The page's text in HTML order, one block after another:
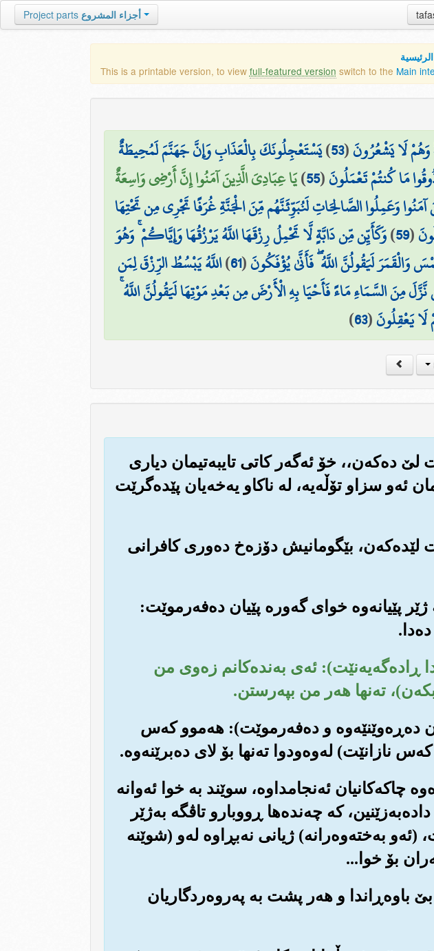
Project parts أجزاء المشروع
This is a printable version, to view full-featured version switch to the Main
لَا يَشْعُرُونَ(
53
)يَسْتَعْجِلُونَكَ بِالْعَذَابِ وَإِنَّ جَهَنَّمَ لَمُحِيطَةٌ
مَا كُنتُمْ تَعْمَلُونَ(
55
)يَا عِبَادِيَ الَّذِينَ آمَنُوا إِنَّ أَرْضِي وَاسِعَةٌ
آمَنُوا وَعَمِلُوا الصَّالِحَاتِ لَنُبَوِّئَنَّهُم مِّنَ الْجَنَّةِ غُرَفًا تَجْرِي مِن تَحْتِهَا
(
59
)وَكَأَيِّن مِّن دَابَّةٍ لَّا تَحْمِلُ رِزْقَهَا اللَّهُ يَرْزُقُهَا وَإِيَّاكُمْ ۚ وَهُوَ
لَيَقُولُنَّ اللَّهُ ۖ فَأَنَّىٰ يُؤْفَكُونَ(
61
)اللَّهُ يَبْسُطُ الرِّزْقَ لِمَن
مِنَ السَّمَاءِ مَاءً فَأَحْيَا بِهِ الْأَرْضَ مِن بَعْدِ مَوْتِهَا لَيَقُولُنَّ اللَّهُ
يَعْقِلُونَ(
63
)
ده‌که‌ن،، خۆ ئه‌گه‌ر کاتی تایبه‌تیمان دیاری
ئه‌و سزاو تۆڵه‌یه‌، له ناکاو یه‌خه‌یان پێده‌گرێت
لێده‌که‌ن، بێگومانیش دۆزه‌خ ده‌وری کافرانی
ژێر پێیانه‌وه خوای گه‌وره پێیان ده‌فه‌رموێت:
ڕاده‌گه‌یه‌نێت): ئه‌ی به‌نده‌کانم زه‌وی من
ته‌نها هه‌ر من بپه‌رستن.
ده‌ڕه‌وێنێه‌وه و ده‌فه‌رموێت): هه‌موو که‌س
نازانێت) له‌وه‌ودوا ته‌نها بۆ لای ده‌برێنه‌وه‌.
چاکه‌کانیان ئه‌نجامداوه‌، سوێند به خوا ئه‌وانه
که چه‌نده‌ها ڕووبارو تاڤگه به‌ژێر
(ئه‌و به‌خته‌وه‌رانه‌) ژیانی نه‌بڕاوه له‌و (شوێنه
بۆ خوا...
باوه‌ڕاندا و هه‌ر پشت به په‌روه‌ردگاریان